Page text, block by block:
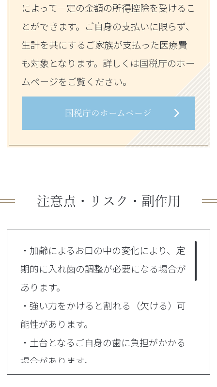
によって一定の金額の所得控除を受けるこ
とができます。ご自身の支払いに限らず、
生計を共にするご家族が支払った医療費
も対象となります。詳しくは国税庁のホー
ムページをご覧ください。
国税庁のホームページ
注意点・リスク・副作用
・加齢によるお口の中の変化により、定
期的に入れ歯の調整が必要になる場合が
あります。
・強い力をかけると割れる（欠ける）可
能性があります。
・土台となるご自身の歯に負担がかかる
場合があります。
・耐久性がやや劣るため数年後に再作製